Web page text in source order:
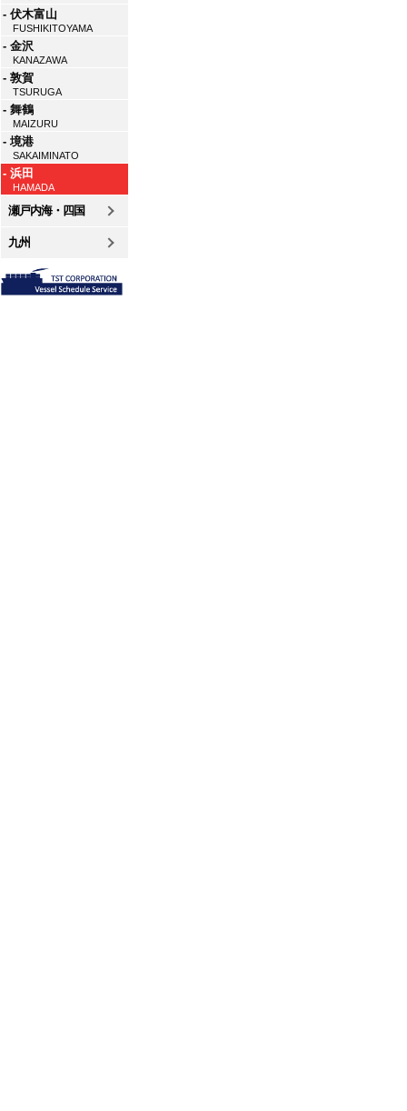
- 伏木富山
FUSHIKITOYAMA
- 金沢
KANAZAWA
- 敦賀
TSURUGA
- 舞鶴
MAIZURU
- 境港
SAKAIMINATO
- 浜田
HAMADA
瀬戸内海・四国
九州